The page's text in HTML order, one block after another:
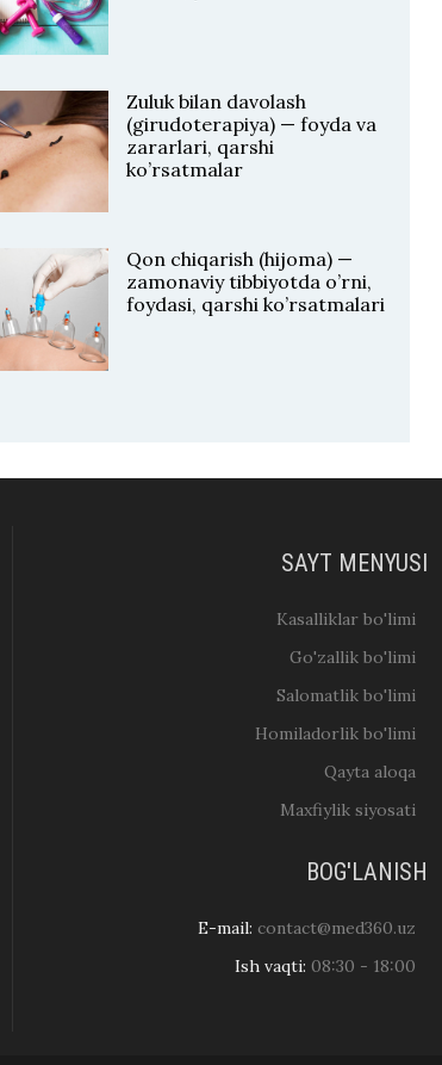
Zuluk bilan davolash
(girudoterapiya) — foyda va
zararlari, qarshi
ko’rsatmalar
Qon chiqarish (hijoma) —
zamonaviy tibbiyotda o’rni,
foydasi, qarshi ko’rsatmalari
SAYT MENYUSI
Kasalliklar bo'limi
Go'zallik bo'limi
Salomatlik bo'limi
Homiladorlik bo'limi
Qayta aloqa
Maxfiylik siyosati
BOG'LANISH
E-mail: contact@med360.uz
Ish vaqti: 08:30 - 18:00